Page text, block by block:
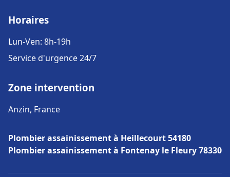
Horaires
Lun-Ven: 8h-19h
Service d'urgence 24/7
Zone intervention
Anzin, France
Plombier assainissement à Heillecourt 54180
Plombier assainissement à Fontenay le Fleury 78330